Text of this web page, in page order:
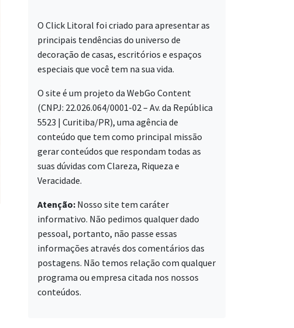
O Click Litoral foi criado para apresentar as
principais tendências do universo de
decoração de casas, escritórios e espaços
especiais que você tem na sua vida.
O site é um projeto da WebGo Content
(CNPJ: 22.026.064/0001-02 – Av. da República
5523 | Curitiba/PR), uma agência de
conteúdo que tem como principal missão
gerar conteúdos que respondam todas as
suas dúvidas com Clareza, Riqueza e
Veracidade.
Atenção: Nosso site tem caráter
informativo. Não pedimos qualquer dado
pessoal, portanto, não passe essas
informações através dos comentários das
postagens. Não temos relação com qualquer
programa ou empresa citada nos nossos
conteúdos.